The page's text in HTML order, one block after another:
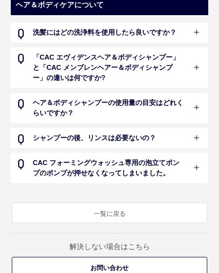
ヘア＆ボディケアについて
洗髪にはどの洗浄料を使用したら良いですか？
「CAC エヴィデンスヘア＆ボディシャンプー」
と「CAC メンブレンヘアー＆ボディシャンプ
ー」の違いは何ですか?
ヘア＆ボディシャンプーの使用量の目安はどれく
らいですか？
シャンプーの後、リンスは必要ないの？
CAC フォーミングウォッシュ専用の泡立てポン
プのポンプが押せなくなってしまいました。
一覧に戻る
解決しない場合はこちら
お問い合わせ